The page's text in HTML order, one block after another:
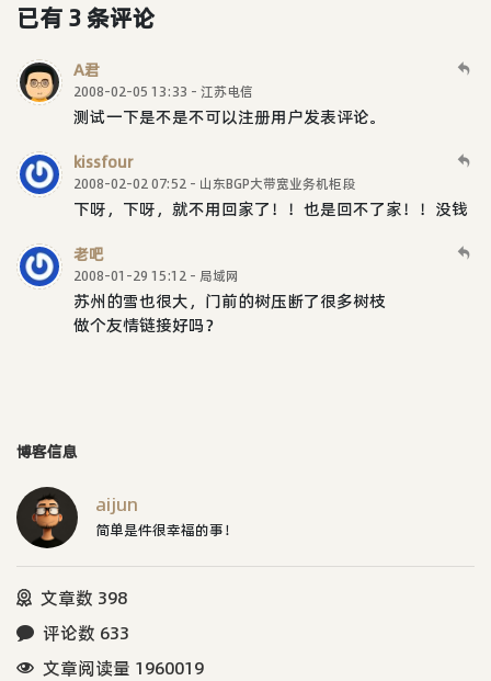
已有 3 条评论
A君
2008-02-05 13:33 - 江苏电信
测试一下是不是不可以注册用户发表评论。
kissfour
2008-02-02 07:52 - 山东BGP大带宽业务机柜段
下呀，下呀，就不用回家了！！也是回不了家！！没钱
老吧
2008-01-29 15:12 - 局域网
苏州的雪也很大，门前的树压断了很多树枝
做个友情链接好吗？
博客信息
aijun
简单是件很幸福的事！
文章数 398
评论数 633
文章阅读量 1960019